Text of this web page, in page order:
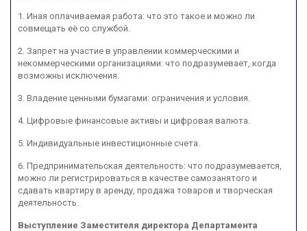
1. Иная оплачиваемая работа: что это такое и можно ли
совмещать её со службой.
2. Запрет на участие в управлении коммерческими и
некоммерческими организациями: что подразумевает, когда
возможны исключения.
3. Владение ценными бумагами: ограничения и условия.
4. Цифровые финансовые активы и цифровая валюта.
5. Индивидуальные инвестиционные счета.
6. Предпринимательская деятельность: что подразумевается,
можно ли регистрироваться в качестве самозанятого и
сдавать квартиру в аренду, продажа товаров и творческая
деятельность.
Выступление Заместителя директора Департамента